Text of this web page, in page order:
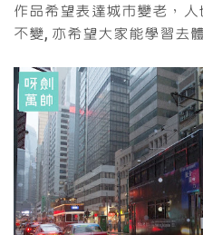
作品希望表達城市變老，
不變, 亦希望大家能學習去